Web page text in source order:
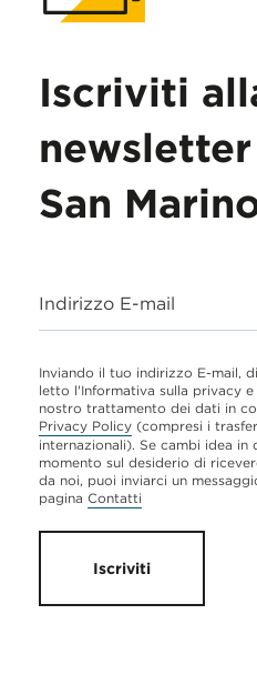
Iscriviti
San
Indirizzo E-mail
Inviando il tuo indirizzo E-mail,
letto l'Informativa sulla privacy
nostro trattamento dei dati in
Privacy Policy (compresi i
internazionali). Se cambi idea in
momento sul desiderio di
da noi, puoi inviarci un
pagina Contatti
Iscriviti